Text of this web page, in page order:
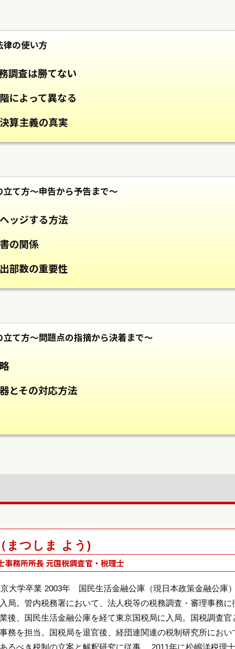
の使い方
査は勝てない
よって異なる
算主義の真実
て方～申告から予告まで～
ッジする方法
の関係
部数の重要性
て方～問題点の指摘から決着まで～
とその対応方法
まつしま よう)
事務所所長 元国税調査官・税理士
大学卒業 2003年 国民生活金融公庫（現日本政策金融公庫
局。管内税務署において、法人税等の税務調査・審理事務に
後、国民生活金融公庫を経て東京国税局に入局。国税調査官
務を担当。国税局を退官後、経団連関連の税制研究所におい